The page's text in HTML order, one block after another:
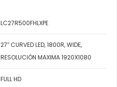
LC27R500FHLXPE
27″ CURVED LED, 1800R, WIDE,
RESOLUCIÓN MAXIMA 1920X1080
FULL HD